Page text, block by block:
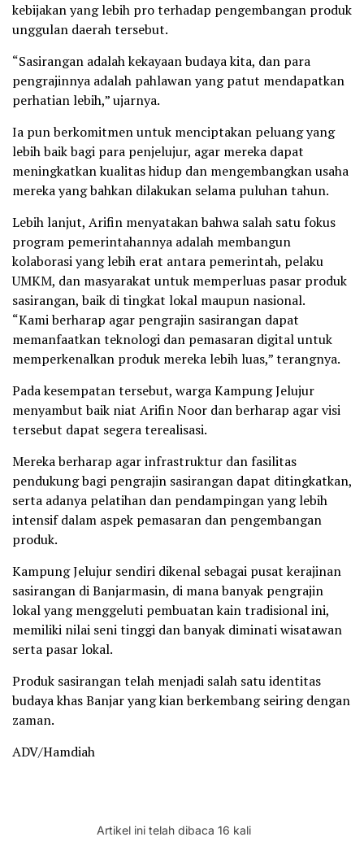
kebijakan yang lebih pro terhadap pengembangan produk
unggulan daerah tersebut.
“Sasirangan adalah kekayaan budaya kita, dan para
pengrajinnya adalah pahlawan yang patut mendapatkan
perhatian lebih,” ujarnya.
Ia pun berkomitmen untuk menciptakan peluang yang
lebih baik bagi para penjelujur, agar mereka dapat
meningkatkan kualitas hidup dan mengembangkan usaha
mereka yang bahkan dilakukan selama puluhan tahun.
Lebih lanjut, Arifin menyatakan bahwa salah satu fokus
program pemerintahannya adalah membangun
kolaborasi yang lebih erat antara pemerintah, pelaku
UMKM, dan masyarakat untuk memperluas pasar produk
sasirangan, baik di tingkat lokal maupun nasional.
“Kami berharap agar pengrajin sasirangan dapat
memanfaatkan teknologi dan pemasaran digital untuk
memperkenalkan produk mereka lebih luas,” terangnya.
Pada kesempatan tersebut, warga Kampung Jelujur
menyambut baik niat Arifin Noor dan berharap agar visi
tersebut dapat segera terealisasi.
Mereka berharap agar infrastruktur dan fasilitas
pendukung bagi pengrajin sasirangan dapat ditingkatkan,
serta adanya pelatihan dan pendampingan yang lebih
intensif dalam aspek pemasaran dan pengembangan
produk.
Kampung Jelujur sendiri dikenal sebagai pusat kerajinan
sasirangan di Banjarmasin, di mana banyak pengrajin
lokal yang menggeluti pembuatan kain tradisional ini,
memiliki nilai seni tinggi dan banyak diminati wisatawan
serta pasar lokal.
Produk sasirangan telah menjadi salah satu identitas
budaya khas Banjar yang kian berkembang seiring dengan
zaman.
ADV/Hamdiah
Artikel ini telah dibaca 16 kali